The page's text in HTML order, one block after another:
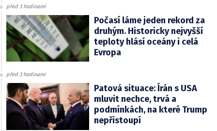
před 3 hodinami
Počasí láme jeden rekord za
druhým. Historicky nejvyšší
teploty hlásí oceány i celá
Evropa
před 3 hodinami
Patová situace: Írán s USA
mluvit nechce, trvá a
podmínkách, na které Trump
nepřistoupí